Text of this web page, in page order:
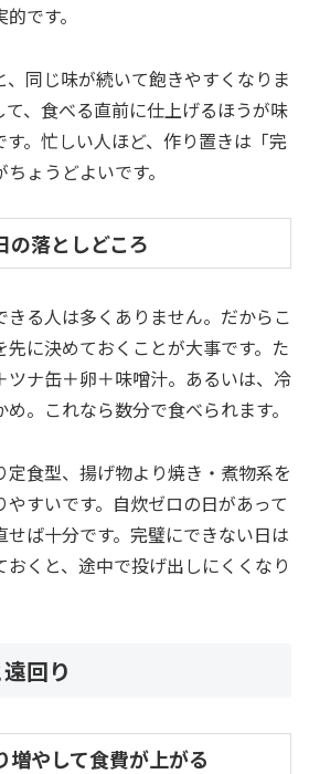
です。
同じ味が続いて飽きやすくなりま
、食べる直前に仕上げるほうが味
。忙しい人ほど、作り置きは「完
ょうどよいです。
の落としどころ
きる人は多くありません。だからこ
先に決めておくことが大事です。た
ツナ缶＋卵＋味噌汁。あるいは、冷
。これなら数分で食べられます。
食型、揚げ物より焼き・煮物系を
すいです。自炊ゼロの日があって
ば十分です。完璧にできない日は
おくと、途中で投げ出しにくくなり
回り
増やして食費が上がる